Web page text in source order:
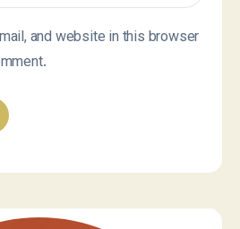
and website in this browser